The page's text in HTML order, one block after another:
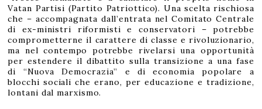
Vatan Partisi (Partito Patriottico). Una scelta rischiosa
che – accompagnata dall’entrata nel Comitato Centrale
di ex-ministri riformisti e conservatori – potrebbe
comprometterne il carattere di classe e rivoluzionario,
ma nel contempo potrebbe rivelarsi una opportunità
per estendere il dibattito sulla transizione a una fase
di “Nuova Democrazia” e di economia popolare a
blocchi sociali che erano, per educazione e tradizione,
lontani dal marxismo.